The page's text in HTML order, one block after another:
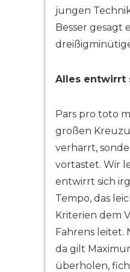
jungen
Besser gesagt
Alles entwirrt
Pars pro toto
großen
verharrt,
vortastet. Wir
entwirrt sich
Tempo, das
Kriterien dem
Fahrens leitet.
da gilt
überholen,